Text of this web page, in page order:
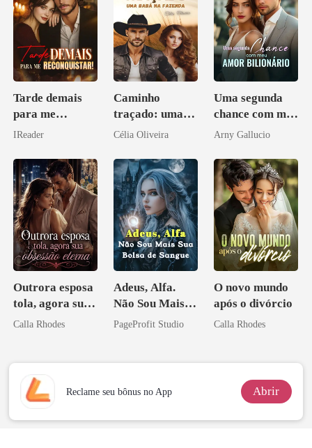
Tarde demais
para me
reconquistar!
IReader
Caminho
traçado: uma
babá na fazenda
Célia Oliveira
Uma segunda
chance com meu
amor bilionário
Arny Gallucio
Outrora esposa
tola, agora sua
obsessão eterna
Calla Rhodes
Adeus, Alfa.
Não Sou Mais
Sua Bolsa de
PageProfit Studio
O novo mundo
após o divórcio
Calla Rhodes
Reclame seu bônus no App Abrir